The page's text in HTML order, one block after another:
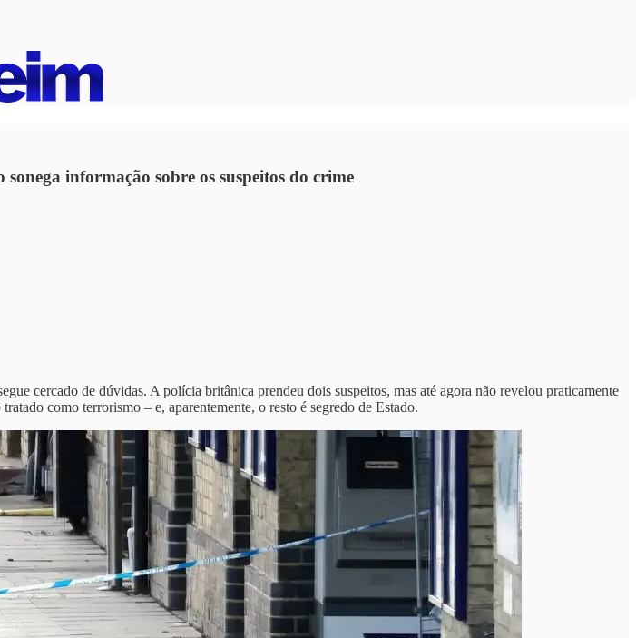
informação sobre os suspeitos do crime
cercado de dúvidas. A polícia britânica prendeu dois suspeitos, mas até agora não revelou praticamente
como terrorismo – e, aparentemente, o resto é segredo de Estado.